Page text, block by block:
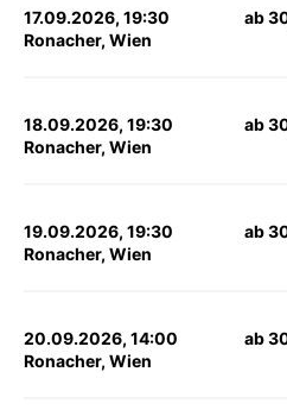
17.09.2026, 19:30
Ronacher, Wien
ab
18.09.2026, 19:30
Ronacher, Wien
ab
19.09.2026, 19:30
Ronacher, Wien
ab
20.09.2026, 14:00
Ronacher, Wien
ab